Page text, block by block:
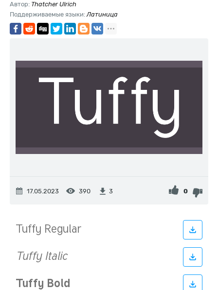
Автор: Thatcher Ulrich
Поддерживаемые языки:Латиница
17.05.2023 390 3 0